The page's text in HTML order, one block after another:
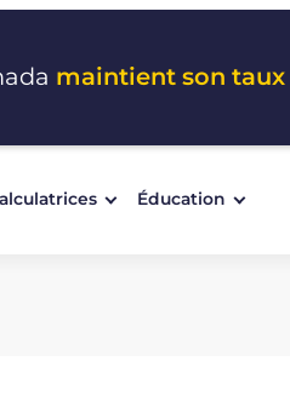
maintient son taux
Éducation